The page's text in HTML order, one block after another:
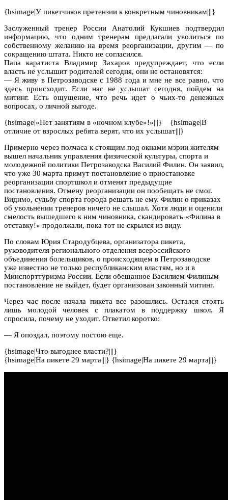
{hsimage|У пикетчиков претензии к конкретным чиновникам|||}
Заслуженный тренер России Анатолий Кукшиев подтвердил
информацию, что одним тренерам предлагали уволиться по
собственному желанию на время реорганизации, другим — по
сокращению штата. Никто не согласился.
Папа каратиста Владимир Захаров предупреждает, что если
власть не услышит родителей сегодня, они не остановятся:
— Я живу в Петрозаводске с 1988 года и мне не все равно, что
здесь происходит. Если нас не услышат сегодня, пойдем на
митинг. Есть ощущение, что речь идет о чьих-то денежных
вопросах, о личной выгоде.
{hsimage|»Нет занятиям в «ночном клубе»!»|||} {hsimage|В
отличие от взрослых ребята верят, что их услышат|||}
Примерно через полчаса к стоящим под окнами мэрии жителям
вышел начальник управления физической культуры, спорта и
молодежной политики Петрозаводска Василий Филин. Он заявил,
что уже 30 марта примут постановление о приостановке
реорганизации спортшкол и отменят предыдущие
постановления. Отмену реорганизации он пообещать не смог.
Видимо, судьбу спорта города решать не ему. Филин о приказах
об увольнении тренеров ничего не слышал. Хотя люди и оценили
смелость вышедшего к ним чиновника, скандировать «Филина в
отставку!» продолжали, пока тот не скрылся из виду.
По словам Юрия Стародубцева, организатора пикета,
руководителя регионального отделения всероссийского
объединения болельщиков, о происходящем в Петрозаводске
уже известно не только республиканским властям, но и в
Минспорттуризма России. Если обещанное Василием Филиным
постановление не выйдет, будет организован законный митинг.
Через час после начала пикета все разошлись. Остался стоять
лишь молодой человек с плакатом в поддержку школ. Я
спросила, почему не уходит. Ответил коротко:
— Я опоздал, поэтому постою еще.
{hsimage|Что выгоднее власти?|||}
{hsimage|На пикете 29 марта|||} {hsimage|На пикете 29 марта|||}